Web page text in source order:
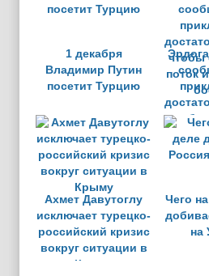
1 декабря
Владимир Путин
посетит Турцию
чтобы
поток
Ахмет Давутоглу
исключает турецко-
российский кризис
вокруг ситуации в
Крыму
Чего
на